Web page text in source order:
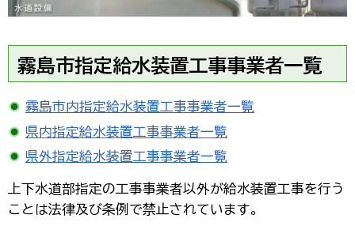
霧島市指定給水装置工事事業者一覧
霧島市内指定給水装置工事事業者一覧
県内指定給水装置工事事業者一覧
県外指定給水装置工事事業者一覧
上下水道部指定の工事事業者以外が給水装置工事を行う
ことは法律及び条例で禁止されています。